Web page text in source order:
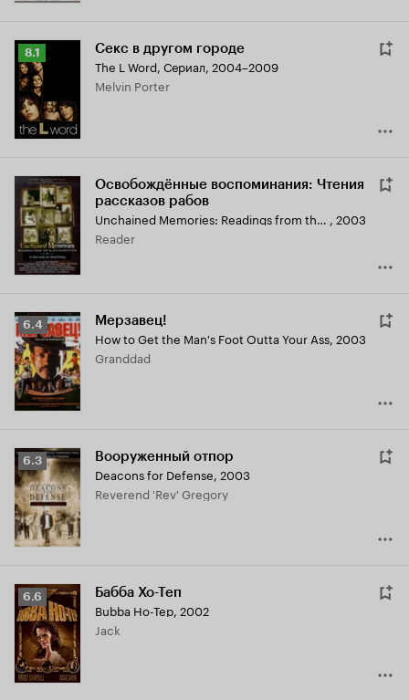
Рейтинг
Кинопоиска
8.1
8.1 Секс в другом городе
The L Word, Сериал, 2004–2009
Melvin Porter
Освобождённые воспоминания: Чтения
рассказов рабов
Unchained Memories: Readings from the Slave Narratives , 2003
Reader
Рейтинг
Кинопоиска
6.4
6.4 Мерзавец!
How to Get the Man's Foot Outta Your Ass, 2003
Granddad
Рейтинг
Кинопоиска
6.3
6.3 Вооруженный отпор
Deacons for Defense, 2003
Reverend 'Rev' Gregory
Рейтинг
Кинопоиска
6.6
6.6 Бабба Хо-Теп
Bubba Ho-Tep, 2002
Jack